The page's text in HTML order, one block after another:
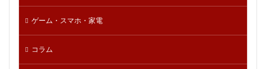
ゲーム・スマホ・家電
コラム